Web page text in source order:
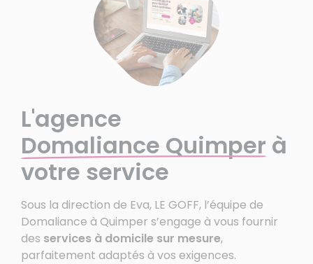
L'agence
Domaliance Quimper à
votre service
Sous la direction de Eva, LE GOFF, l’équipe de
Domaliance à Quimper s’engage à vous fournir
des services à domicile sur mesure,
parfaitement adaptés à vos exigences.